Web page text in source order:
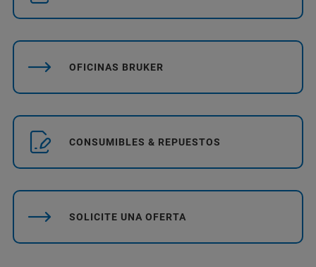
OFICINAS BRUKER
CONSUMIBLES & REPUESTOS
SOLICITE UNA OFERTA